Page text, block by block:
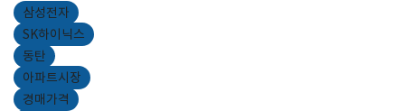
삼성전자
SK하이닉스
동탄
아파트시장
경매가격